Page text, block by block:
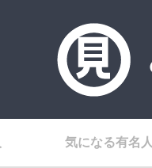
気になる有名人